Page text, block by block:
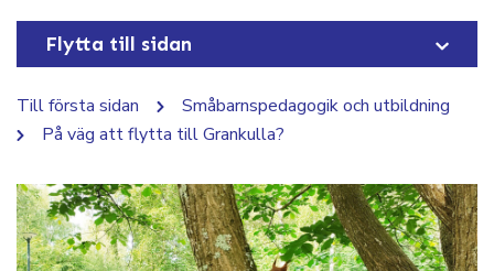
Flytta till sidan
Till första sidan
Småbarnspedagogik och utbildning
På väg att flytta till Grankulla?